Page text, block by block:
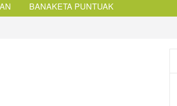
BANAKETA PUNTUAK